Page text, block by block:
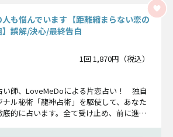
人も悩んでいます【距離縮まらない恋の
】誤解/決心/最終告白
1回 1,870円（税込）
い師、LoveMeDoによる片恋占い！ 独自
ナル秘術「龍神占術」を駆使して、あなた
底的に占います。全て受け止め、前に進む